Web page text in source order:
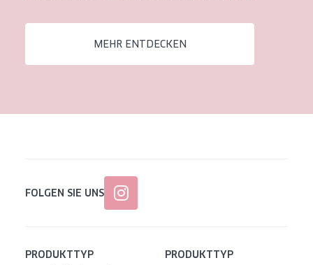
MEHR ENTDECKEN
FOLGEN SIE UNS
PRODUKTTYP PRODUKTTYP